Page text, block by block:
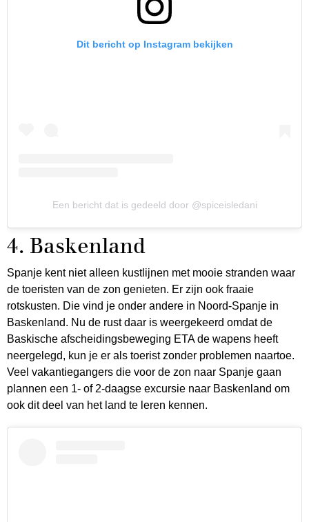
Dit bericht op Instagram bekijken
Een bericht dat is gedeeld door @spiceisledani
4. Baskenland
Spanje kent niet alleen kustlijnen met mooie stranden waar
de toeristen van de zon genieten. Er zijn ook fraaie
rotskusten. Die vind je onder andere in Noord-Spanje in
Baskenland. Nu de rust daar is weergekeerd omdat de
Baskische afscheidingsbeweging ETA de wapens heeft
neergelegd, kun je er als toerist zonder problemen naartoe.
Veel vakantiegangers die voor de zon naar Spanje gaan
plannen een 1- of 2-daagse excursie naar Baskenland om
ook dit deel van het land te leren kennen.